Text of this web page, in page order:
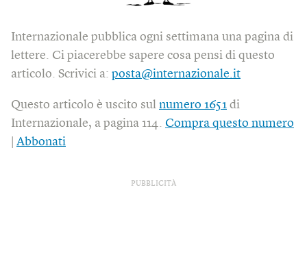
Internazionale pubblica ogni settimana una pagina di
lettere. Ci piacerebbe sapere cosa pensi di questo
articolo. Scrivici a: posta@internazionale.it
Questo articolo è uscito sul numero 1651 di
Internazionale, a pagina 114. Compra questo numero
Abbonati
PUBBLICITÀ